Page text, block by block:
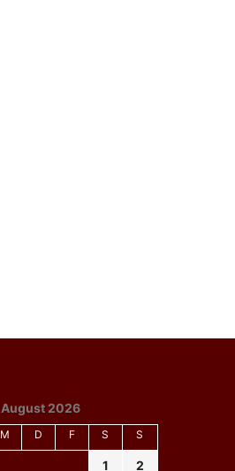
August 2026
M D F S S
1
2